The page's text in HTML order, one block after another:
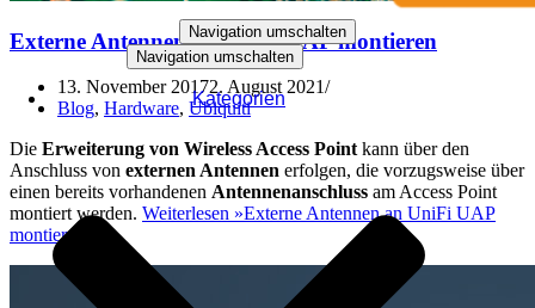
Navigation umschalten
Navigation umschalten
Kategorien
Externe Antennen an UniFi UAP montieren
13. November 20172. August 2021
Blog, Hardware, Ubiquiti
Die Erweiterung von Wireless Access Point kann über den
Anschluss von externen Antennen erfolgen, die vorzugsweise über
einen bereits vorhandenen Antennenanschluss am Access Point
montiert werden. Weiterlesen »Externe Antennen an UniFi UAP
montieren